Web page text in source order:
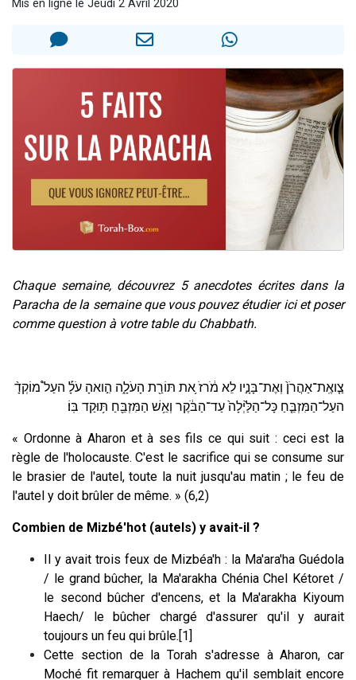
Il reste 49 places pour étudier en groupe sur Zoom
Nathaniel vient de donner son Maasser
4 personnes viennent de nous rejoindre sur WhatsApp
Mis en ligne le Jeudi 2 Avril 2020
Chaque semaine, découvrez 5 anecdotes écrites dans la
Paracha de la semaine que vous pouvez étudier ici et poser
comme question à votre table du Chabbath.
צַ֤ואֶֽת־אַהֲרֹן֙ וְאֶת־בָּנָ֣יו לֵא מֹ֔רזֹ ֥את תּוֹרַ֖ת הָעֹלָ֑ה הִ֣ואהָ עֹלָ֡ העַל֩ מוֹקְדָ֨
העַל־הַמִּזְבֵּ֤חַ כָּל־הַלַּ֙יְלָה֙ עַד־הַבֹּ֔קֶר וְאֵ֥שׁ הַמִּזְבֵּ֖חַ תּ֥וּקַד בּֽוֹ׃
« Ordonne à Aharon et à ses fils ce qui suit : ceci est la
règle de l'holocauste. C'est le sacrifice qui se consume sur
le brasier de l'autel, toute la nuit jusqu'au matin ; le feu de
l'autel y doit brûler de même. » (6,2)
Combien de Mizbé'hot (autels) y avait-il ?
Il y avait trois feux de Mizbéa'h : la Ma'ara'ha Guédola
/ le grand bûcher, la Ma'arakha Chénia Chel Kétoret /
le second bûcher d'encens, et la Ma'arakha Kiyoum
Haech/ le bûcher chargé d'assurer qu'il y aurait
toujours un feu qui brûle.[1]
Cette section de la Torah s'adresse à Aharon, car
Moché fit remarquer à Hachem qu'il semblait encore